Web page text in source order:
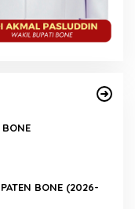
BONE
BONE (2026-